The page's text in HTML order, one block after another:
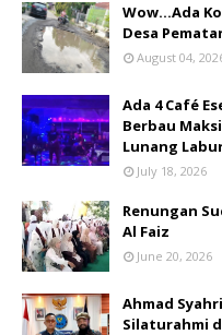
Wow...Ada
Desa
August 04,
Ada 4 Café
Berbau
Lunang
July 18, 2026
Renungan
Al Faiz
June 20, 2026
Ahmad
Silaturahmi